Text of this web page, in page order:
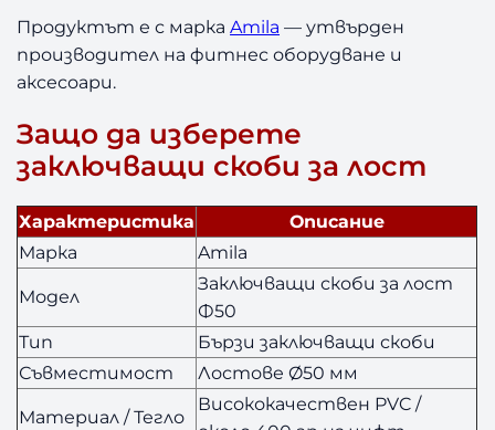
Ф
5
0
m
i
l
a
Продуктът е с маркаAmila — утвърден
производител на фитнес оборудване и
аксесоари.
Защо да изберете
заключващи скоби за лост
Характеристика
Описание
Марка
Amila
Модел
Заключващи скоби за лост
Ф50
Тип
Бързи заключващи скоби
Съвместимост
Лостове Ø50 мм
Материал / Тегло
Висококачествен PVC /